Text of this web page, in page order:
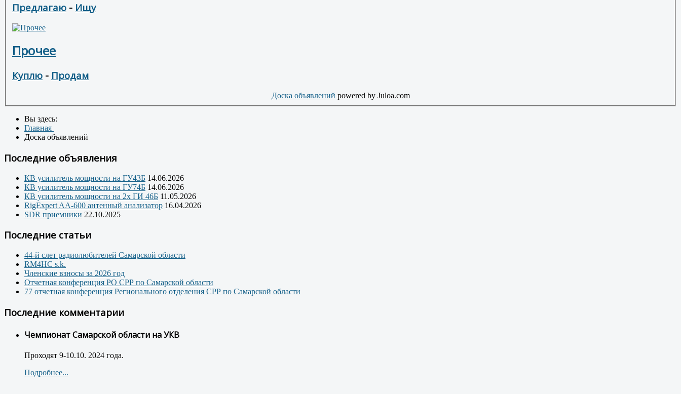
Предлагаю - Ищу
Прочее
Куплю - Продам
Доска объявлений powered by Juloa.com
Вы здесь:
Главная
Доска объявлений
Последние объявления
КВ усилитель мощности на ГУ43Б 14.06.2026
КВ усилитель мощности на ГУ74Б 14.06.2026
КВ усилитель мощности на 2х ГИ 46Б 11.05.2026
RigExpert AA-600 антенный анализатор 16.04.2026
SDR приемники 22.10.2025
Последние статьи
44-й слет радиолюбителей Самарской области
RM4HC s.k.
Членские взносы за 2026 год
Отчетная конференция РО СРР по Самарской области
77 отчетная конференция Регионального отделения СРР по Самарской области
Последние комментарии
Чемпионат Самарской области на УКВ
Проходят 9-10.10. 2024 года.
Подробнее...